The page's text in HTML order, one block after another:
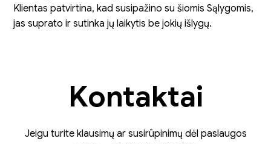
Klientas patvirtina, kad susipažino su šiomis Sąlygomis,
jas suprato ir sutinka jų laikytis be jokių išlygų.
Kontaktai
Jeigu turite klausimų ar susirūpinimų dėl paslaugos